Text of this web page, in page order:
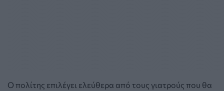
Ο πολίτης επιλέγει ελεύθερα από τους γιατρούς που θα